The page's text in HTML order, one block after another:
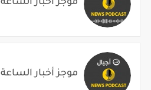
موجز أخبار الساعة 12 م 2026/08/07